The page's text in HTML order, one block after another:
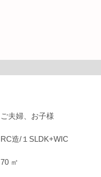
ご夫婦、お子様
RC造/１SLDK+WIC
70 ㎡